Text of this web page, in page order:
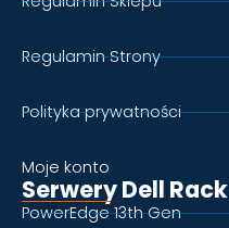
Serwery Dell Rack
PowerEdge 13th Gen
Regulamin Strony
Polityka prywatności
Moje konto